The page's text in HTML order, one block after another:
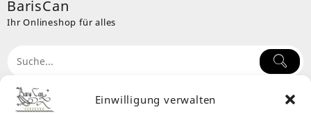
Einwilligung verwalten
BarisCan
Ihr Onlineshop für alles